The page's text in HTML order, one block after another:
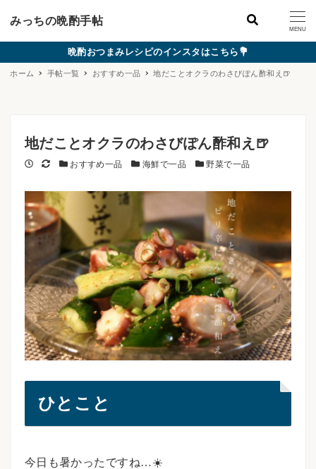
みっちの晩酌手帖
MENU
晩酌おつまみレシピのインスタはこちら💐
ホーム 手帖一覧 おすすめ一品 地だことオクラのわさびぽん酢和え🍺
地だことオクラのわさびぽん酢和え🍺
投稿日更新日
カテゴリー
おすすめ一品 カテゴリー
海鮮で一品 カテゴリー
野菜で一品
ひとこと
今日も暑かったですね…☀️